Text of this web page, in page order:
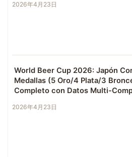
2026年4月23日
World Beer Cup 2026: Japón
Medallas (5 Oro/4 Plata/3
Completo con Datos Multi-
2026年4月23日